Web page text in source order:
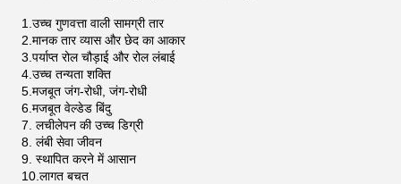
1. उच्च गुणवत्ता वाली सामग्री तार
2. मानक तार व्यास और छेद का आकार
3. पर्याप्त रोल चौड़ाई और रोल लंबाई
4. उच्च तन्यता शक्ति
5. मजबूत जंग-रोधी, जंग-रोधी
6. मजबूत वेल्डेड बिंदु
7. लचीलेपन की उच्च डिग्री
8. लंबी सेवा जीवन
9. स्थापित करने में आसान
10. लागत बचत